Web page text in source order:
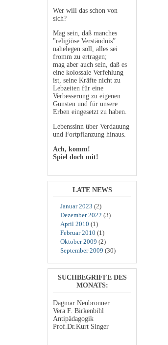
Wer will das schon von
sich?
Mag sein, daß manches
"religiöse Verständnis”
nahelegen soll, alles sei
fromm zu ertragen;
mag aber auch sein, daß es
eine kolossale Verfehlung
ist, seine Kräfte nicht zu
Lebzeiten für eine
Verbesserung zu eigenen
Gunsten und für unsere
Erben eingesetzt zu haben.
Lebenssinn über Verdauung
und Fortpflanzung hinaus.
Ach, komm!
Spiel doch mit!
LATE NEWS
Januar 2023 (2)
Dezember 2022 (3)
April 2010 (1)
Februar 2010 (1)
Oktober 2009 (2)
September 2009 (30)
SUCHBEGRIFFE DES
MONATS:
Dagmar Neubronner
Vera F. Birkenbihl
Antipädagogik
Prof.Dr.Kurt Singer